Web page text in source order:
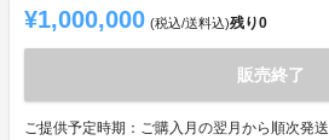
¥1,000,000 (税込/送料込)残り0
販売終了
ご提供予定時期：ご購入月の翌月から順次発送